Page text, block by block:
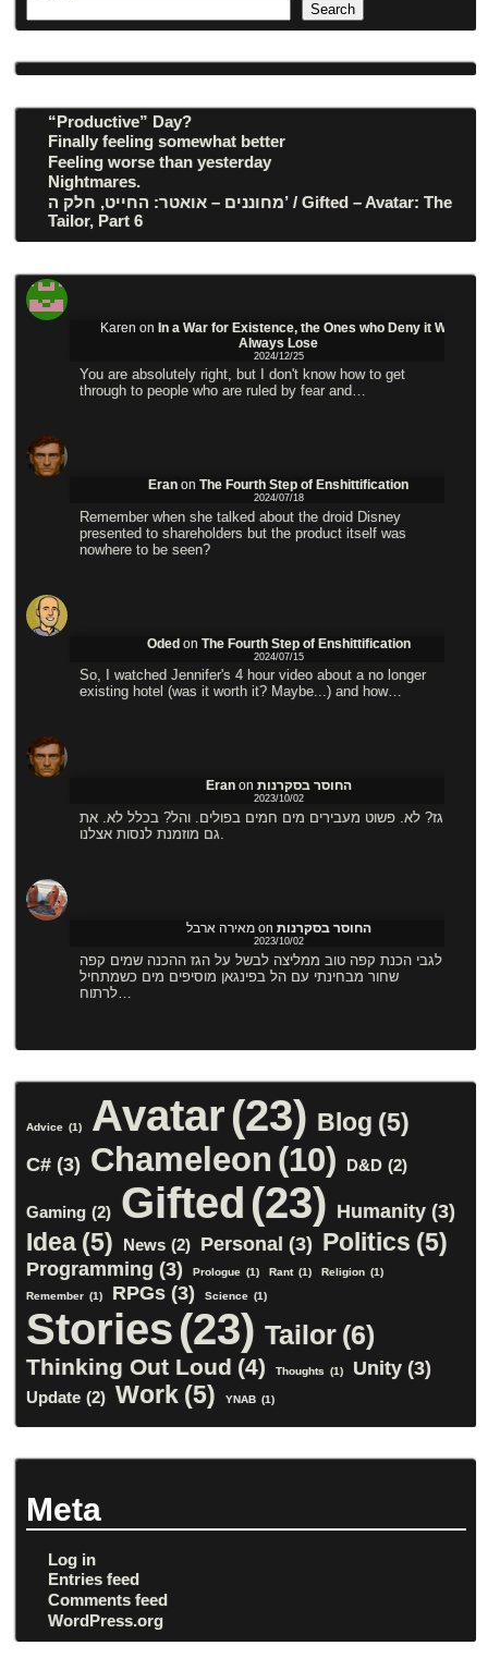
Search
“Productive” Day?
Finally feeling somewhat better
Feeling worse than yesterday
Nightmares.
מחוננים – אואטר: החייט, חלק ה’ / Gifted – Avatar: The
Tailor, Part 6
Karen onIn a War for Existence, the Ones who Deny it Will
Always Lose
2024/12/25
You are absolutely right, but I don't know how to get
through to people who are ruled by fear and…
Eran onThe Fourth Step of Enshittification
2024/07/18
Remember when she talked about the droid Disney
presented to shareholders but the product itself was
nowhere to be seen?
Odedon The Fourth Step of Enshittification
2024/07/15
So, I watched Jennifer's 4 hour video about a no longer
existing hotel (was it worth it? Maybe...) and how…
Eranon החוסר בסקרנות
2023/10/02
גז? לא. פשוט מעבירים מים חמים בפולים. והל? בכלל לא. את
גם מוזמנת לנסות אצלנו.
מאירה ארבלon החוסר בסקרנות
2023/10/02
לגבי הכנת קפה טוב ממליצה לבשל על הגז ההכנה שמים קפה
שחור מבחינתי עם הל בפינגאן מוסיפים מים כשמתחיל
Advice (1) Avatar(23) Blog (5)
C# (3) Chameleon (10) D&D (2)
Gaming (2) Gifted (23) Humanity (3)
Idea (5) News (2) Personal (3) Politics (5)
Programming (3) Prologue (1) Rant (1) Religion (1)
Remember (1) RPGs (3) Science (1)
Stories(23) Tailor (6)
Thinking Out Loud (4) Thoughts (1) Unity (3)
Update (2) Work (5) YNAB (1)
Meta
Log in
Entries feed
Comments feed
WordPress.org